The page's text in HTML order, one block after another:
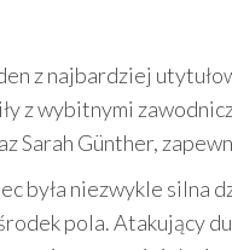
z najbardziej
z wybitnymi
Sarah Günther,
była niezwykle
pola. Atakujący